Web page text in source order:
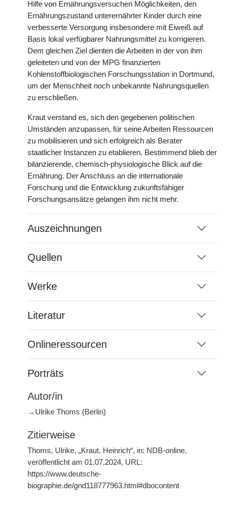
Hilfe von Ernährungsversuchen Möglichkeiten, den
Ernährungszustand unterernährter Kinder durch eine
verbesserte Versorgung insbesondere mit Eiweiß auf
Basis lokal verfügbarer Nahrungsmittel zu korrigieren.
Dem gleichen Ziel dienten die Arbeiten in der von ihm
geleiteten und von der MPG finanzierten
Kohlenstoffbiologischen Forschungsstation in Dortmund,
um der Menschheit noch unbekannte Nahrungsquellen
zu erschließen.
Kraut verstand es, sich den gegebenen politischen
Umständen anzupassen, für seine Arbeiten Ressourcen
zu mobilisieren und sich erfolgreich als Berater
staatlicher Instanzen zu etablieren. Bestimmend blieb der
bilanzierende, chemisch-physiologische Blick auf die
Ernährung. Der Anschluss an die internationale
Forschung und die Entwicklung zukunftsfähiger
Forschungsansätze gelangen ihm nicht mehr.
Auszeichnungen
Quellen
Werke
Literatur
Onlineressourcen
Porträts
Autor/in
→ Ulrike Thoms (Berlin)
Zitierweise
Thoms, Ulrike, „Kraut, Heinrich“, in: NDB-online,
veröffentlicht am 01.07.2024, URL:
https://www.deutsche-
biographie.de/gnd118777963.html#dbocontent